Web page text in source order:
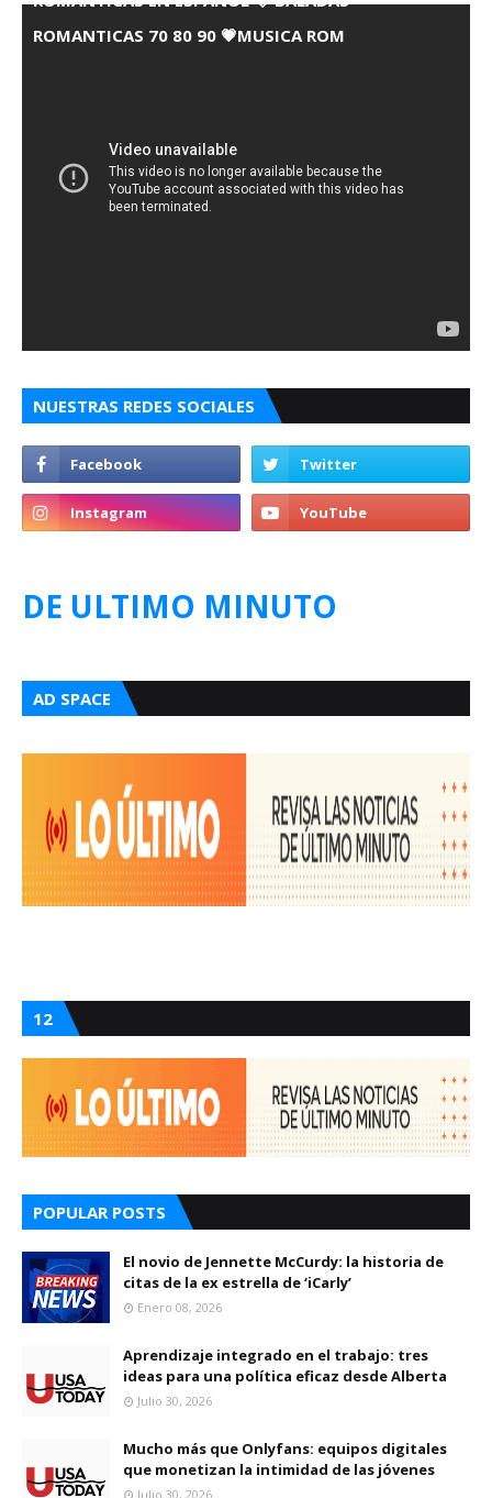
ROMANTICAS 70 80 90 💗MUSICA ROM
NUESTRAS REDES SOCIALES
DE ULTIMO MINUTO
AD SPACE
12
POPULAR POSTS
El novio de Jennette McCurdy: la historia de
citas de la ex estrella de ‘iCarly’
Enero 08, 2026
Aprendizaje integrado en el trabajo: tres
ideas para una política eficaz desde Alberta
Julio 30, 2026
Mucho más que Onlyfans: equipos digitales
que monetizan la intimidad de las jóvenes
Julio 30, 2026